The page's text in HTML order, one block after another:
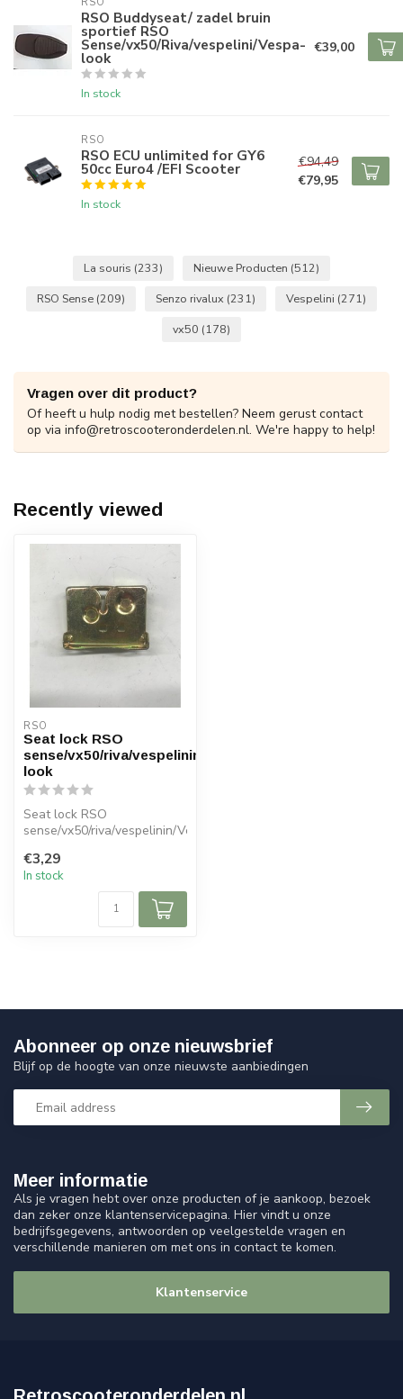
RSO Buddyseat/ zadel bruin
sportief RSO
Sense/vx50/Riva/vespelini/Vespa-
look
In stock
€39,00
RSO
RSO ECU unlimited for GY6
50cc Euro4 /EFI Scooter
In stock
€94,49
€79,95
La souris (233) Nieuwe Producten (512)
RSO Sense (209) Senzo rivalux (231) Vespelini (271)
vx50 (178)
Vragen over dit product?
Of heeft u hulp nodig met bestellen? Neem gerust contact
op via info@retroscooteronderdelen.nl. We're happy to help!
Recently viewed
RSO
Seat lock RSO
sense/vx50/riva/vespelinin/Vespa-
look
Seat lock RSO
sense/vx50/riva/vespelinin/Vespa-
€3,29
In stock
Meer informatie
Als je vragen hebt over onze producten of je aankoop, bezoek
dan zeker onze klantenservicepagina. Hier vindt u onze
bedrijfsgegevens, antwoorden op veelgestelde vragen en
verschillende manieren om met ons in contact te komen.
Klantenservice
Abonneer op onze nieuwsbrief
Blijf op de hoogte van onze nieuwste aanbiedingen